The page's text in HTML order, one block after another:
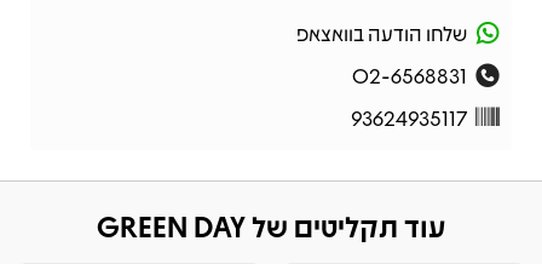
שלחו הודעה בוואצאפ
02-6568831
93624935117
עוד תקליטים של GREEN DAY